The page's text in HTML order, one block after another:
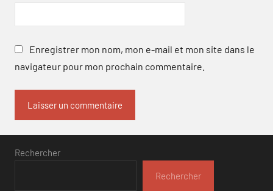
Enregistrer mon nom, mon e-mail et mon site dans le
navigateur pour mon prochain commentaire.
Rechercher
Rechercher